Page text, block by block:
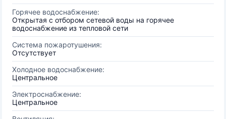
Горячее водоснабжение:
Открытая с отбором сетевой воды на горячее
водоснабжение из тепловой сети
Система пожаротушения:
Отсутствует
Холодное водоснабжение:
Центральное
Электроснабжение:
Центральное